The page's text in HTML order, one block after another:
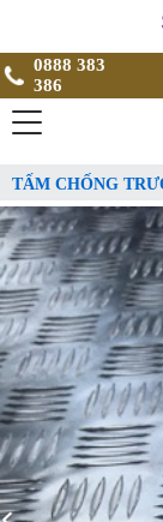
0888 383
386
TẤM CHỐNG